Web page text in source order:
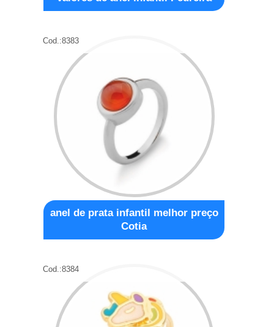
Cod.:8383
anel de prata infantil melhor preço
Cotia
Cod.:8384